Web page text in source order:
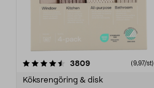
3809recensioner (9,97/st)
Köksrengöring & disk
4.0av 5 stjärnor